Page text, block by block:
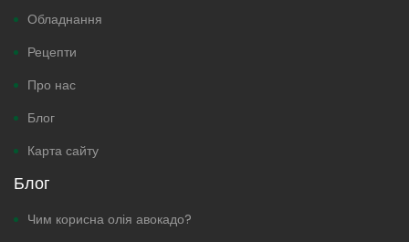
Обладнання
Рецепти
Про нас
Блог
Карта сайту
Блог
Чим корисна олія авокадо?